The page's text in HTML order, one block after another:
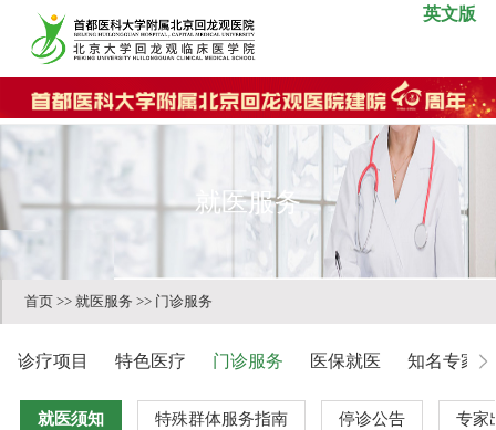
英文版
就医服务
诊疗项目 特色医疗 门诊服务 医保就医 知名专家
首页 >> 就医服务 >> 门诊服务
就医须知 特殊群体服务指南 停诊公告 专家